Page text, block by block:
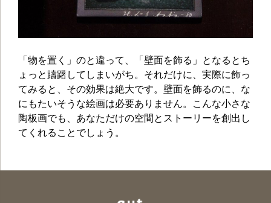
「物を置く」のと違って、「壁面を飾る」となるとち
ょっと躊躇してしまいがち。それだけに、実際に飾っ
てみると、その効果は絶大です。壁面を飾るのに、な
にもたいそうな絵画は必要ありません。こんな小さな
陶板画でも、あなただけの空間とストーリーを創出し
てくれることでしょう。